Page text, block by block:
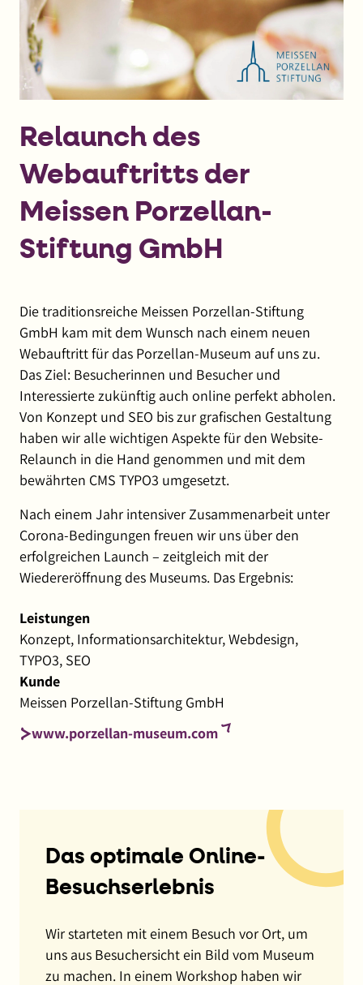
Relaunch des
Webauftritts der
Meissen Porzellan-
Stiftung GmbH
Die traditionsreiche Meissen Porzellan-Stiftung
GmbH kam mit dem Wunsch nach einem neuen
Webauftritt für das Porzellan-Museum auf uns zu.
Das Ziel: Besucherinnen und Besucher und
Interessierte zukünftig auch online perfekt abholen.
Von Konzept und SEO bis zur grafischen Gestaltung
haben wir alle wichtigen Aspekte für den Website-
Relaunch in die Hand genommen und mit dem
bewährten CMS TYPO3 umgesetzt.
Nach einem Jahr intensiver Zusammenarbeit unter
Corona-Bedingungen freuen wir uns über den
erfolgreichen Launch – zeitgleich mit der
Wiedereröffnung des Museums. Das Ergebnis:
Leistungen
Konzept, Informationsarchitektur,Webdesign,
TYPO3, SEO
Kunde
Meissen Porzellan-Stiftung GmbH
www.porzellan-museum.com
Das optimale Online-
Besuchserlebnis
Wir starteten mit einem Besuch vor Ort, um
uns aus Besuchersicht ein Bild vom Museum
zu machen. In einem Workshop haben wir